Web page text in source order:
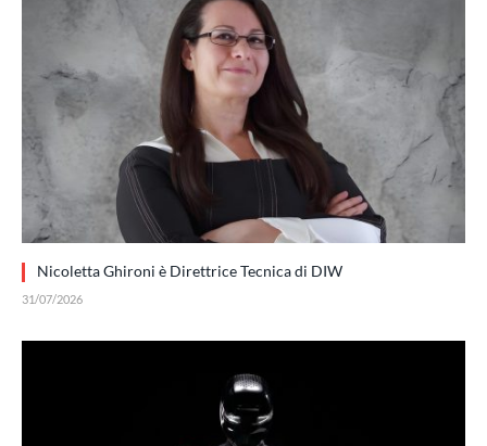
Nicoletta Ghironi è Direttrice Tecnica di DIW
31/07/2026